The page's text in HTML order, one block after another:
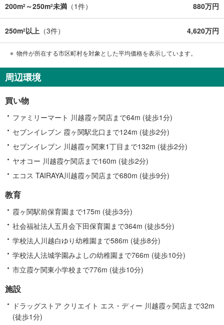
200m2 ～250m2未満 （1件） 880万円
250m2以上 （3件） 4,620万円
物件が所在する市区町村を対象とした平均価格を表示しています。
周辺環境
買い物
ファミリーマート 川越霞ヶ関店まで64m (徒歩1分)
セブンイレブン 霞ヶ関駅北口まで124m (徒歩2分)
セブンイレブン 川越霞ヶ関東1丁目まで132m (徒歩2分)
ヤオコー 川越霞ケ関店まで160m (徒歩2分)
エコス TAIRAYA川越霞ヶ関店まで680m (徒歩9分)
教育
霞ヶ関駅前保育園まで175m (徒歩3分)
社会福祉法人五月会下田保育園まで364m (徒歩5分)
学校法人川越白ゆり幼稚園まで586m (徒歩8分)
学校法人法城学園みよしの幼稚園まで766m (徒歩10分)
市立霞ケ関東小学校まで776m (徒歩10分)
施設
ドラッグストア クリエイト エス・ディー 川越霞ヶ関店まで32m
(徒歩1分)